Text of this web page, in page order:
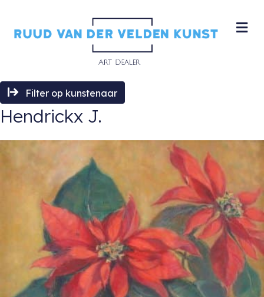
Filter op kunstenaar
Hendrickx J.